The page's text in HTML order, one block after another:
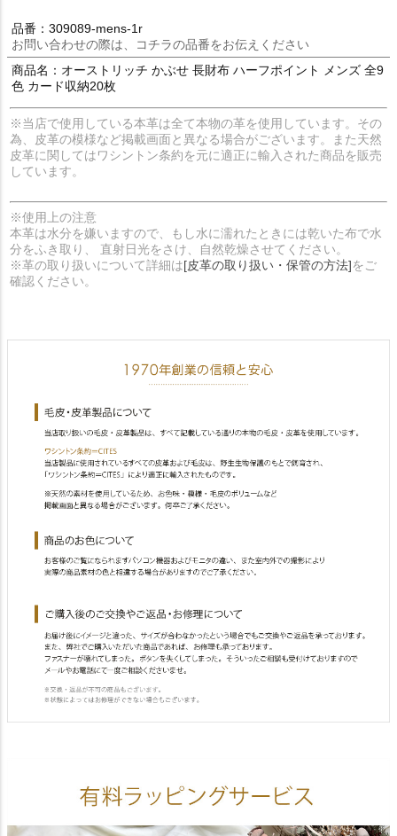
品番：309089-mens-1r
お問い合わせの際は、コチラの品番をお伝えください
商品名：オーストリッチ かぶせ 長財布 ハーフポイント メンズ 全9
色 カード収納20枚
※当店で使用している本革は全て本物の革を使用しています。その
為、皮革の模様など掲載画面と異なる場合がございます。また天然
皮革に関してはワシントン条約を元に適正に輸入された商品を販売
しています。
※使用上の注意
本革は水分を嫌いますので、もし水に濡れたときには乾いた布で水
分をふき取り、 直射日光をさけ、自然乾燥させてください。
※革の取り扱いについて詳細は[皮革の取り扱い・保管の方法]をご
確認ください。